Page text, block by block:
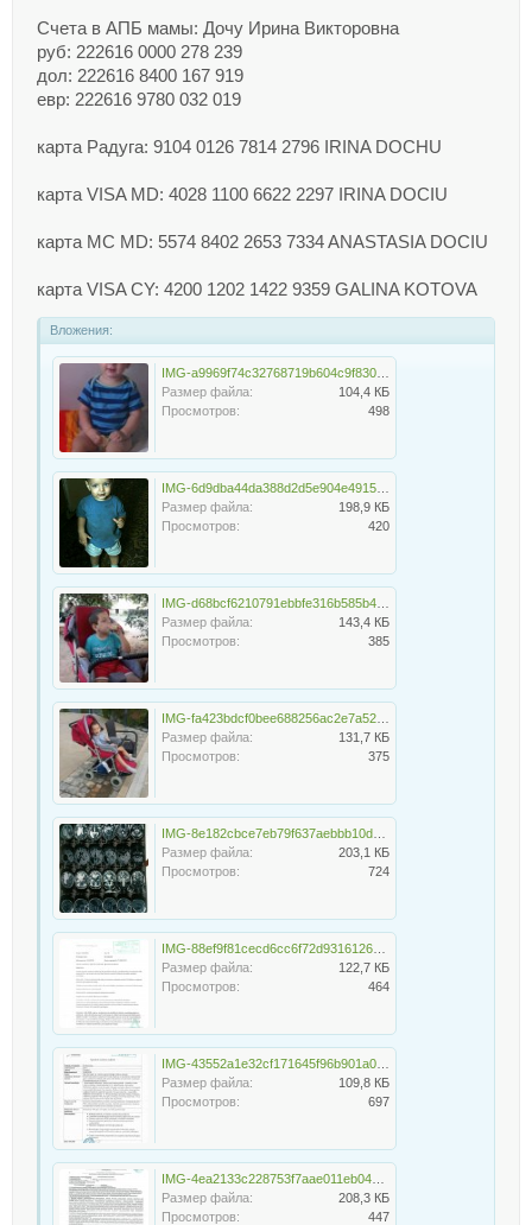
Счета в АПБ мамы: Дочу Ирина Викторовна
руб: 222616 0000 278 239
дол: 222616 8400 167 919
евр: 222616 9780 032 019
карта Радуга: 9104 0126 7814 2796 IRINA DOCHU
карта VISA MD: 4028 1100 6622 2297 IRINA DOCIU
карта MC MD: 5574 8402 2653 7334 ANASTASIA DOCIU
карта VISA CY: 4200 1202 1422 9359 GALINA KOTOVA
Вложения:
Размер файла:
104,4 КБ
Просмотров:
498
Размер файла:
198,9 КБ
Просмотров:
420
Размер файла:
143,4 КБ
Просмотров:
385
Размер файла:
131,7 КБ
Просмотров:
375
Размер файла:
203,1 КБ
Просмотров:
724
Размер файла:
122,7 КБ
Просмотров:
464
Размер файла:
109,8 КБ
Просмотров:
697
Размер файла:
208,3 КБ
Просмотров:
447